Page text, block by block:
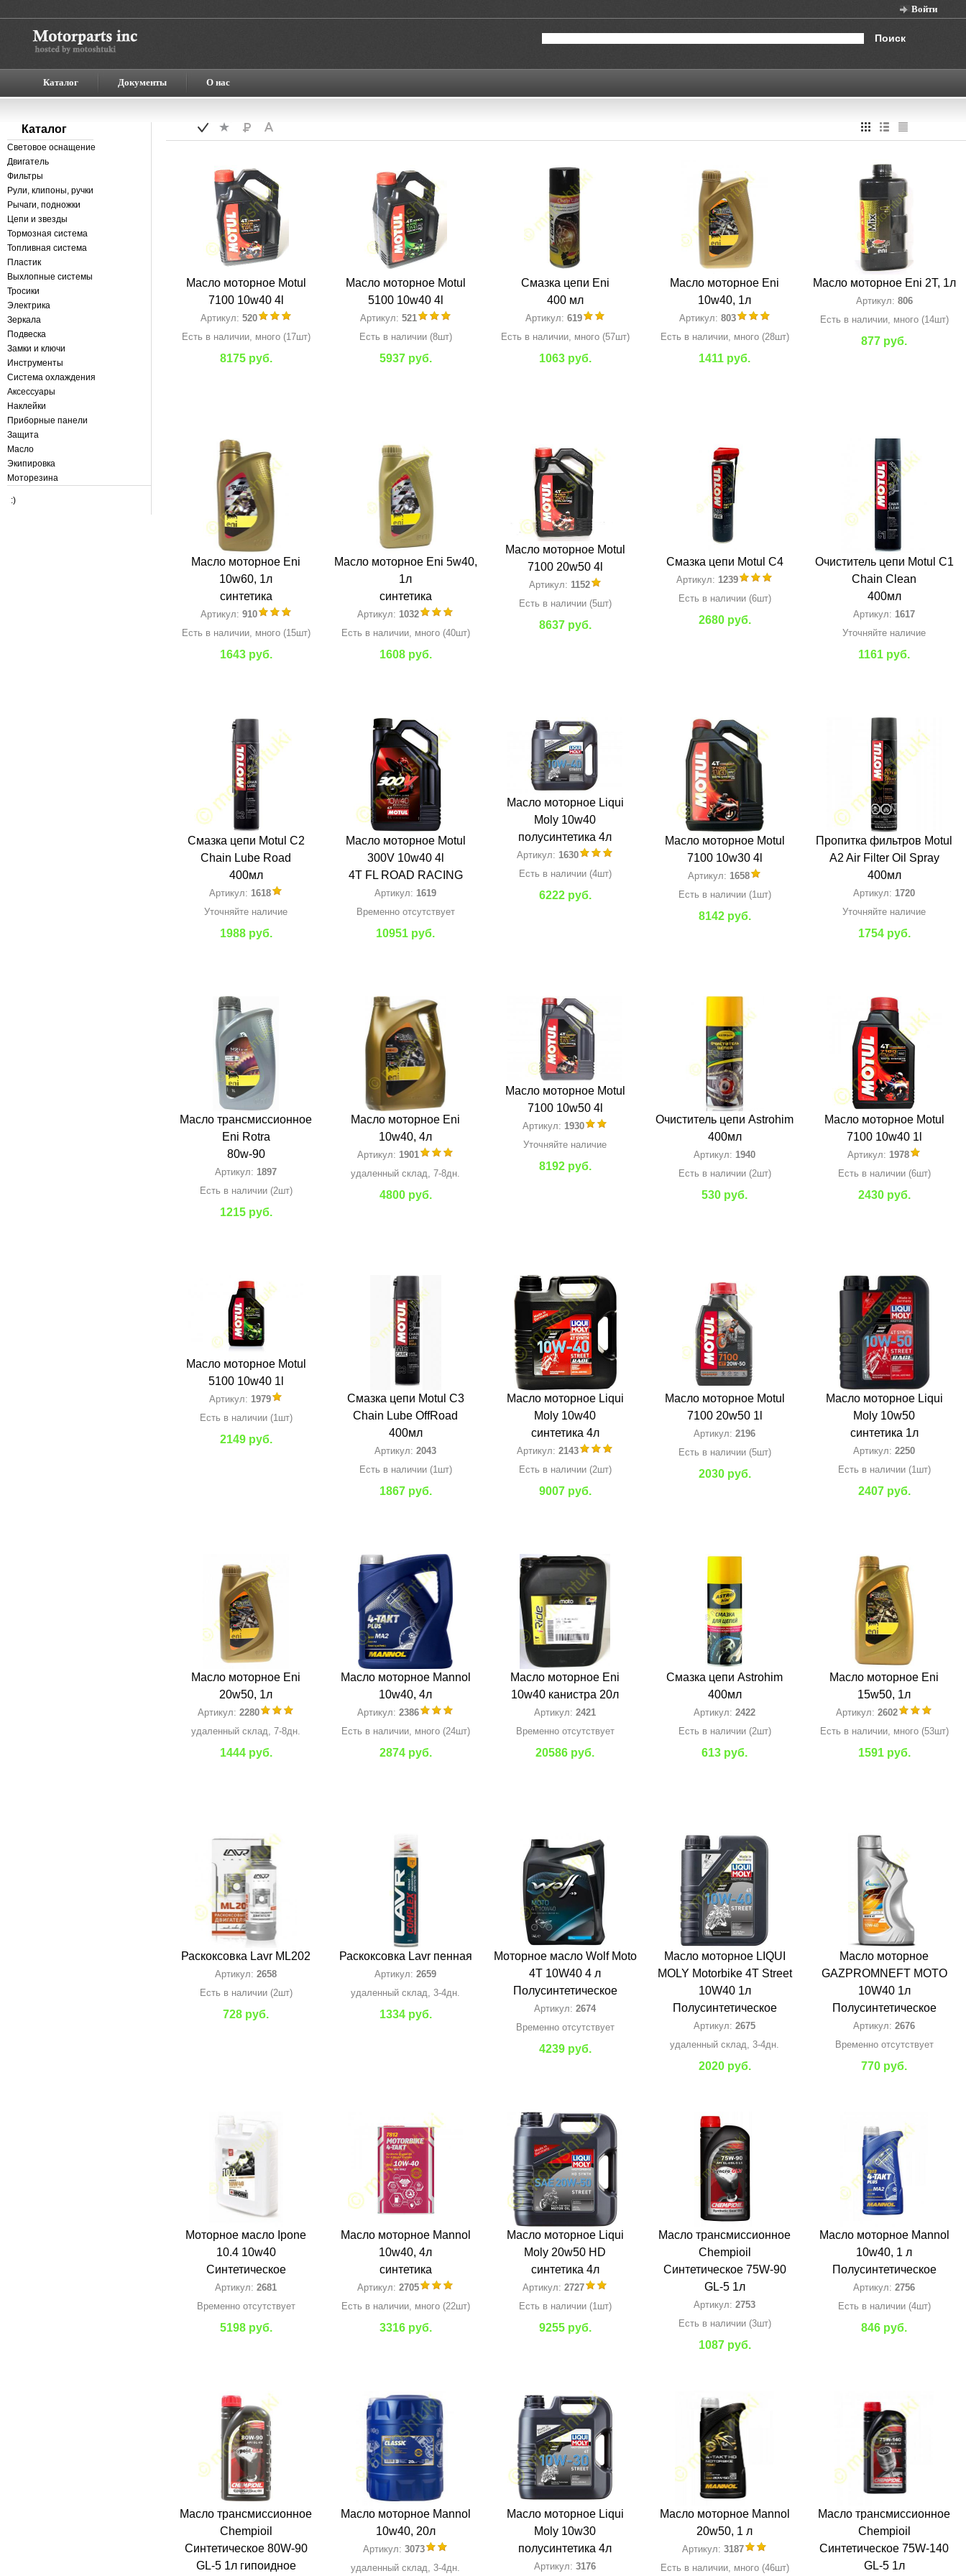
Войти
Поиск
Каталог Документы О нас
Каталог
Световое оснащение
Двигатель
Фильтры
Рули, клипоны, ручки
Рычаги, подножки
Цепи и звезды
Тормозная система
Топливная система
Пластик
Выхлопные системы
Тросики
Электрика
Зеркала
Подвеска
Замки и ключи
Инструменты
Система охлаждения
Аксессуары
Наклейки
Приборные панели
Защита
Масло
Экипировка
Моторезина
:)
Масло моторное Motul
7100 10w40 4l
Артикул: 520
Есть в наличии, много (17шт)
8175 руб.
Масло моторное Motul
5100 10w40 4l
Артикул: 521
Есть в наличии (8шт)
5937 руб.
Смазка цепи Eni
400 мл
Артикул: 619
Есть в наличии, много (57шт)
1063 руб.
Масло моторное Eni
10w40, 1л
Артикул: 803
Есть в наличии, много (28шт)
1411 руб.
Масло моторное Eni 2Т, 1л
Артикул: 806
Есть в наличии, много (14шт)
877 руб.
Масло моторное Eni
10w60, 1л
синтетика
Артикул: 910
Есть в наличии, много (15шт)
1643 руб.
Масло моторное Eni 5w40,
1л
синтетика
Артикул: 1032
Есть в наличии, много (40шт)
1608 руб.
Масло моторное Motul
7100 20w50 4l
Артикул: 1152
Есть в наличии (5шт)
8637 руб.
Смазка цепи Motul C4
Артикул: 1239
Есть в наличии (6шт)
2680 руб.
Очиститель цепи Motul C1
Chain Clean
400мл
Артикул: 1617
Уточняйте наличие
1161 руб.
Смазка цепи Motul C2
Chain Lube Road
400мл
Артикул: 1618
Уточняйте наличие
1988 руб.
Масло моторное Motul
300V 10w40 4l
4T FL ROAD RACING
Артикул: 1619
Временно отсутствует
10951 руб.
Масло моторное Liqui
Moly 10w40
полусинтетика 4л
Артикул: 1630
Есть в наличии (4шт)
6222 руб.
Масло моторное Motul
7100 10w30 4l
Артикул: 1658
Есть в наличии (1шт)
8142 руб.
Пропитка фильтров Motul
A2 Air Filter Oil Spray
400мл
Артикул: 1720
Уточняйте наличие
1754 руб.
Масло трансмиссионное
Eni Rotra
80w-90
Артикул: 1897
Есть в наличии (2шт)
1215 руб.
Масло моторное Eni
10w40, 4л
Артикул: 1901
удаленный склад, 7-8дн.
4800 руб.
Масло моторное Motul
7100 10w50 4l
Артикул: 1930
Уточняйте наличие
8192 руб.
Очиститель цепи Astrohim
400мл
Артикул: 1940
Есть в наличии (2шт)
530 руб.
Масло моторное Motul
7100 10w40 1l
Артикул: 1978
Есть в наличии (6шт)
2430 руб.
Масло моторное Motul
5100 10w40 1l
Артикул: 1979
Есть в наличии (1шт)
2149 руб.
Смазка цепи Motul C3
Chain Lube OffRoad
400мл
Артикул: 2043
Есть в наличии (1шт)
1867 руб.
Масло моторное Liqui
Moly 10w40
синтетика 4л
Артикул: 2143
Есть в наличии (2шт)
9007 руб.
Масло моторное Motul
7100 20w50 1l
Артикул: 2196
Есть в наличии (5шт)
2030 руб.
Масло моторное Liqui
Moly 10w50
синтетика 1л
Артикул: 2250
Есть в наличии (1шт)
2407 руб.
Масло моторное Eni
20w50, 1л
Артикул: 2280
удаленный склад, 7-8дн.
1444 руб.
Масло моторное Mannol
10w40, 4л
Артикул: 2386
Есть в наличии, много (24шт)
2874 руб.
Масло моторное Eni
10w40 канистра 20л
Артикул: 2421
Временно отсутствует
20586 руб.
Смазка цепи Astrohim
400мл
Артикул: 2422
Есть в наличии (2шт)
613 руб.
Масло моторное Eni
15w50, 1л
Артикул: 2602
Есть в наличии, много (53шт)
1591 руб.
Раскоксовка Lavr ML202
Артикул: 2658
Есть в наличии (2шт)
728 руб.
Раскоксовка Lavr пенная
Артикул: 2659
удаленный склад, 3-4дн.
1334 руб.
Моторное масло Wolf Moto
4T 10W40 4 л
Полусинтетическое
Артикул: 2674
Временно отсутствует
4239 руб.
Масло моторное LIQUI
MOLY Motorbike 4T Street
10W40 1л
Полусинтетическое
Артикул: 2675
удаленный склад, 3-4дн.
2020 руб.
Масло моторное
GAZPROMNEFT MOTO
10W40 1л
Полусинтетическое
Артикул: 2676
Временно отсутствует
770 руб.
Моторное масло Ipone
10.4 10w40
Синтетическое
Артикул: 2681
Временно отсутствует
5198 руб.
Масло моторное Mannol
10w40, 4л
синтетика
Артикул: 2705
Есть в наличии, много (22шт)
3316 руб.
Масло моторное Liqui
Moly 20w50 HD
синтетика 4л
Артикул: 2727
Есть в наличии (1шт)
9255 руб.
Масло трансмиссионное
Chempioil
Синтетическое 75W-90
GL-5 1л
Артикул: 2753
Есть в наличии (3шт)
1087 руб.
Масло моторное Mannol
10w40, 1 л
Полусинтетическое
Артикул: 2756
Есть в наличии (4шт)
846 руб.
Масло трансмиссионное
Chempioil
Синтетическое 80W-90
GL-5 1л гипоидное
Масло моторное Mannol
10w40, 20л
Артикул: 3073
удаленный склад, 3-4дн.
Масло моторное Liqui
Moly 10w30
полусинтетика 4л
Артикул: 3176
Масло моторное Mannol
20w50, 1 л
Артикул: 3187
Есть в наличии, много (46шт)
Масло трансмиссионное
Chempioil
Синтетическое 75W-140
GL-5 1л